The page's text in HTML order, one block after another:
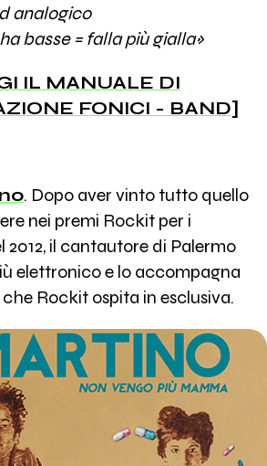
analogico
basse = falla più gialla»
IL MANUALE DI
FONICI - BAND]
. Dopo aver vinto tutto quello
nei premi Rockit per i
2012, il cantautore di Palermo
elettronico e lo accompagna
Rockit ospita in esclusiva.